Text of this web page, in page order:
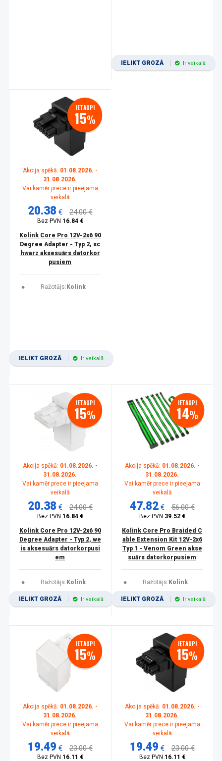
IELIKT GROZĀ Ir veikalā
IETAUPI
15%
Akcija spēkā: 01.08.2026. -
31.08.2026.
Vai kamēr prece ir pieejama
veikalā
20.38 € 24.00 €
Bez PVN 16.84 €
Kolink Core Pro 12V-2x6 90
Degree Adapter - Typ 2, sc
hwarz aksesuārs datorkor
pusiem
Ražotājs: Kolink
IELIKT GROZĀ Ir veikalā
IETAUPI
15%
Akcija spēkā: 01.08.2026. -
31.08.2026.
Vai kamēr prece ir pieejama
veikalā
20.38 € 24.00 €
Bez PVN 16.84 €
Kolink Core Pro 12V-2x6 90
Degree Adapter - Typ 2, we
is aksesuārs datorkorpusi
em
Ražotājs: Kolink
IELIKT GROZĀ Ir veikalā
IETAUPI
14%
Akcija spēkā: 01.08.2026. -
31.08.2026.
Vai kamēr prece ir pieejama
veikalā
47.82 € 56.00 €
Bez PVN 39.52 €
Kolink Core Pro Braided C
able Extension Kit 12V-2x6
Typ 1 - Venom Green akse
suārs datorkorpusiem
Ražotājs: Kolink
IELIKT GROZĀ Ir veikalā
IETAUPI
15%
Akcija spēkā: 01.08.2026. -
31.08.2026.
Vai kamēr prece ir pieejama
veikalā
19.49 € 23.00 €
Bez PVN 16.11 €
IETAUPI
15%
Akcija spēkā: 01.08.2026. -
31.08.2026.
Vai kamēr prece ir pieejama
veikalā
19.49 € 23.00 €
Bez PVN 16.11 €